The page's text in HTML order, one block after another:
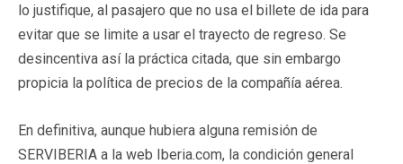
lo justifique, al pasajero que no usa el billete de ida para
evitar que se limite a usar el trayecto de regreso. Se
desincentiva así la práctica citada, que sin embargo
propicia la política de precios de la compañía aérea.
En definitiva, aunque hubiera alguna remisión de
SERVIBERIA a la web Iberia.com, la condición general